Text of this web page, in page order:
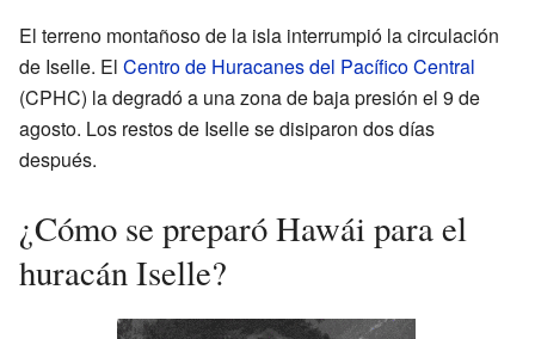
El terreno montañoso de la isla interrumpió la circulación
de Iselle. El Centro de Huracanes del Pacífico Central
(CPHC) la degradó a una zona de baja presión el 9 de
agosto. Los restos de Iselle se disiparon dos días
después.
¿Cómo se preparó Hawái para el
huracán Iselle?